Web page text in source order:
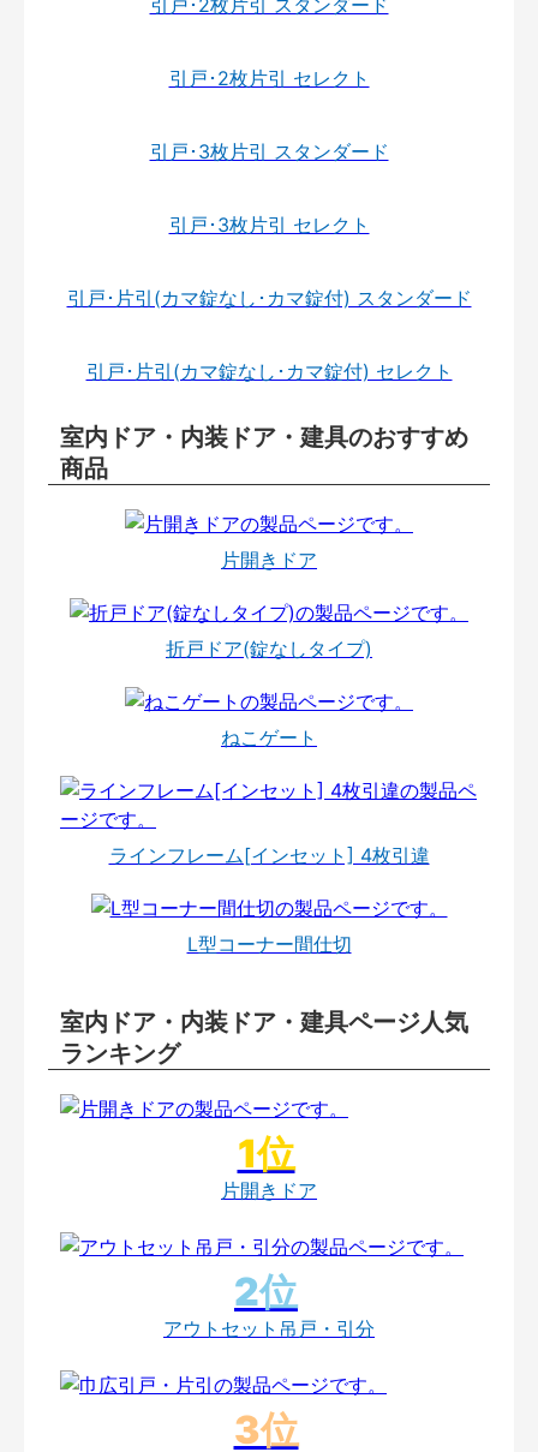
引戸･2枚片引 セレクト
引戸･3枚片引 スタンダード
引戸･3枚片引 セレクト
引戸･片引(カマ錠なし･カマ錠付) スタンダード
引戸･片引(カマ錠なし･カマ錠付) セレクト
室内ドア・内装ドア・建具のおすすめ
商品
片開きドア
折戸ドア(錠なしタイプ)
ねこゲート
ラインフレーム[インセット] 4枚引違
L型コーナー間仕切
室内ドア・内装ドア・建具ページ人気
ランキング
片開きドア
アウトセット吊戸・引分